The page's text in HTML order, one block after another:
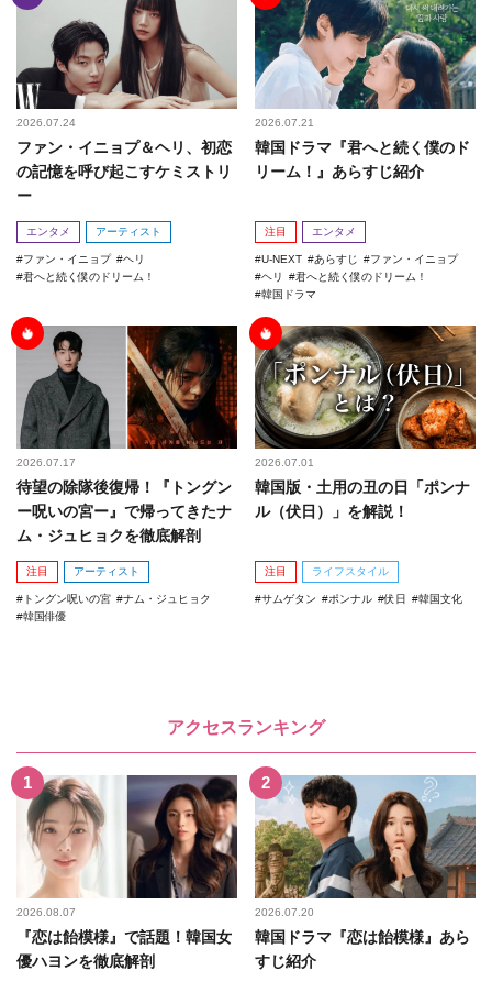
2026.07.24
ファン・イニョプ＆ヘリ、初恋
の記憶を呼び起こすケミストリ
ー
エンタメ アーティスト
ファン・イニョプ
ヘリ
君へと続く僕のドリーム！
2026.07.21
韓国ドラマ『君へと続く僕のド
リーム！』あらすじ紹介
注目 エンタメ
U-NEXT あらすじ
ファン・イニョプ
ヘリ
君へと続く僕のドリーム！
韓国ドラマ
2026.07.17
待望の除隊後復帰！『トングン
ー呪いの宮ー』で帰ってきたナ
ム・ジュヒョクを徹底解剖
注目 アーティスト
トングン呪いの宮
ナム・ジュヒョク
韓国俳優
2026.07.01
韓国版・土用の丑の日「ポンナ
ル（伏日）」を解説！
注目 ライフスタイル
サムゲタン ポンナル 伏日 韓国文化
アクセスランキング
2026.08.07
『恋は飴模様』で話題！韓国女
優ハヨンを徹底解剖
2026.07.20
韓国ドラマ『恋は飴模様』あら
すじ紹介